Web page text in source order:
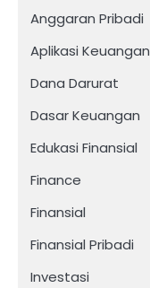
Anggaran Pribadi
Aplikasi Keuangan
Dana Darurat
Dasar Keuangan
Edukasi Finansial
Finance
Finansial
Finansial Pribadi
Investasi